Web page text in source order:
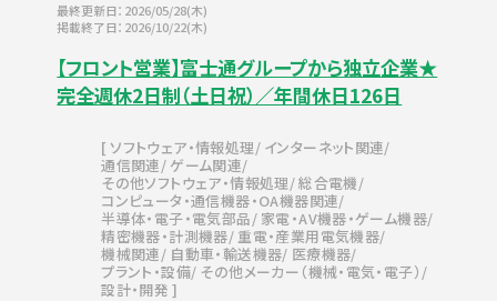
最終更新日：2026/05/28(木)
掲載終了日：2026/10/22(木)
【フロント営業】富士通グループから独立企業★
完全週休2日制（土日祝）／年間休日126日
ソフトウェア・情報処理 インターネット関連
通信関連 ゲーム関連
その他ソフトウェア・情報処理 総合電機
コンピュータ・通信機器・OA機器関連
半導体・電子・電気部品 家電・AV機器・ゲーム機器
精密機器・計測機器 重電・産業用電気機器
機械関連
自動車・輸送機器 医療機器
プラント・設備 その他メーカー（機械・電気・電子）
設計・開発